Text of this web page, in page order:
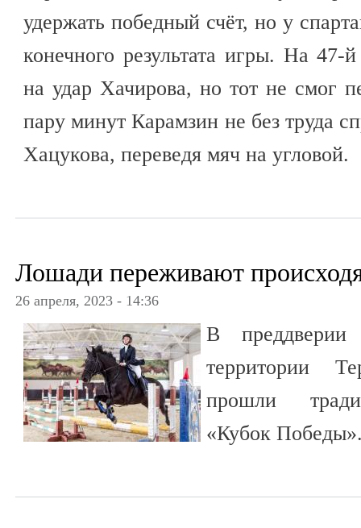
удержать победный счёт, но у
конечного результата игры. На
на удар Хачирова, но тот не смог
пару минут Карамзин не без труда
Хацукова, переведя мяч на угловой.
Лошади переживают
26 апреля, 2023 - 14:36
В
территории
прошли
«Кубок